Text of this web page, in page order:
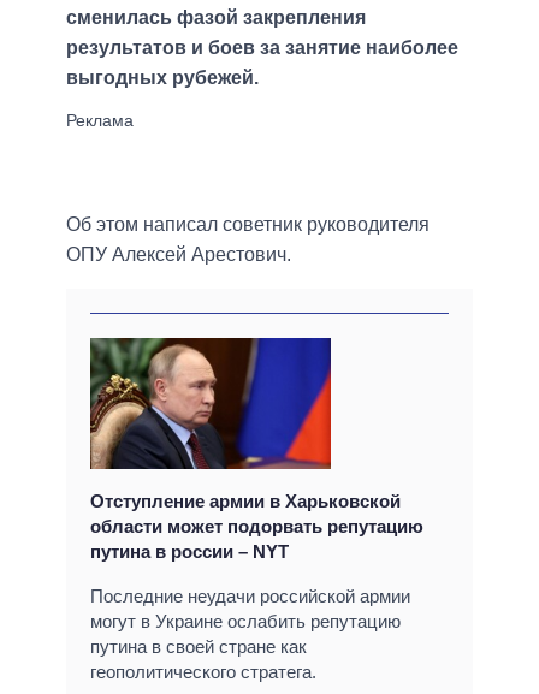
сменилась фазой закрепления
результатов и боев за занятие наиболее
выгодных рубежей.
Об этом написал советник руководителя
ОПУ Алексей Арестович.
Отступление армии в Харьковской
области может подорвать репутацию
путина в россии – NYT
Последние неудачи российской армии
могут в Украине ослабить репутацию
путина в своей стране как
геополитического стратега.